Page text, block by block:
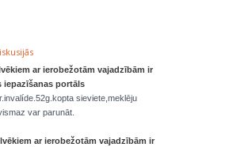
ar ierobežotām vajadzībām ir
iepazīšanas portāls
sieviete,meklēju
var parunāt.
ar ierobežotām vajadzībām ir